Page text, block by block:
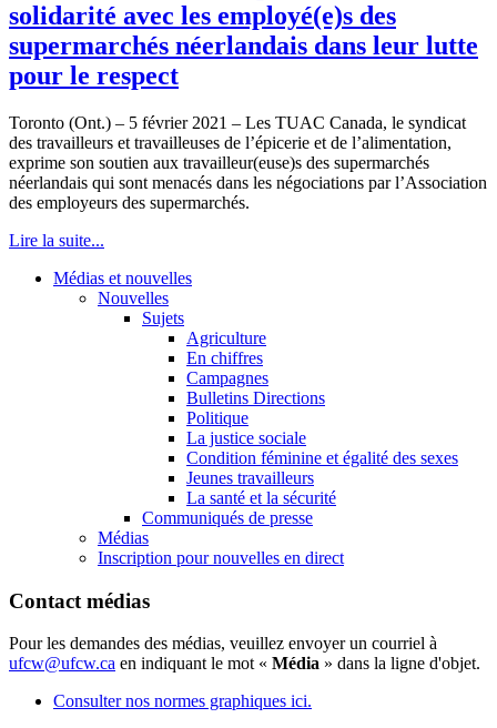
solidarité avec les employé(e)s des
supermarchés néerlandais dans leur lutte
pour le respect
Toronto (Ont.) – 5 février 2021 – Les TUAC Canada, le syndicat
des travailleurs et travailleuses de l’épicerie et de l’alimentation,
exprime son soutien aux travailleur(euse)s des supermarchés
néerlandais qui sont menacés dans les négociations par l’Association
des employeurs des supermarchés.
Lire la suite...
Médias et nouvelles
Nouvelles
Sujets
Agriculture
En chiffres
Campagnes
Bulletins Directions
Politique
La justice sociale
Condition féminine et égalité des sexes
Jeunes travailleurs
La santé et la sécurité
Communiqués de presse
Médias
Inscription pour nouvelles en direct
Contact médias
Pour les demandes des médias, veuillez envoyer un courriel à
ufcw@ufcw.ca en indiquant le mot « Média » dans la ligne d'objet.
Consulter nos normes graphiques ici.